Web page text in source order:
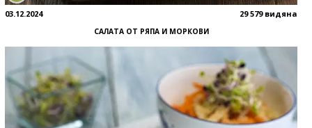
03.12.2024 29 579 видяна
САЛАТА ОТ РЯПА И МОРКОВИ